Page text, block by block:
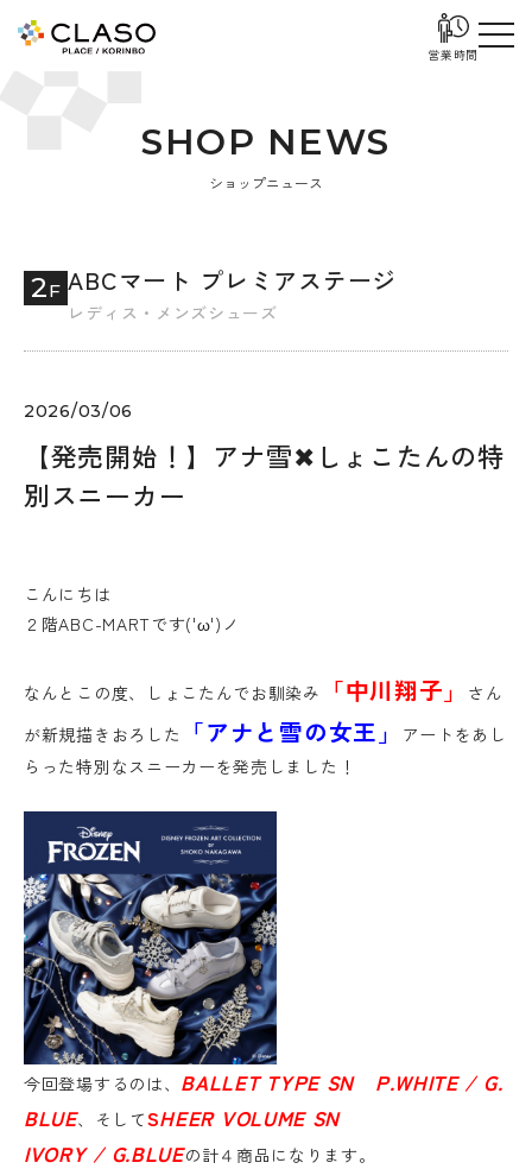
営業時間
SHOP NEWS
ショップニュース
2F ABCマート プレミアステージ
レディス・メンズシューズ
2026/03/06
【発売開始！】アナ雪✖しょこたんの特
別スニーカー
こんにちは
２階ABC-MARTです('ω')ノ
なんとこの度、しょこたんでお馴染み 「中川翔子」
さん
が新規描きおろした
「アナと雪の女王」
アートをあし
らった特別なスニーカーを発売しました！
今回登場するのは、 BALLET TYPE SN P.WHITE / G.
BLUE、そしてSHEER VOLUME SN
IVORY / G.BLUEの計４商品になります。